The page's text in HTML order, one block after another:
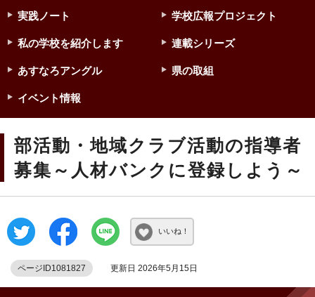
実践ノート 学校広報プロジェクト
私の学校を紹介します 連載シリーズ
あすなろアングル 県の取組
イベント情報
部活動・地域クラブ活動の指導者
募集～人材バンクに登録しよう～
いいね！
ページID1081827 更新日 2026年5月15日